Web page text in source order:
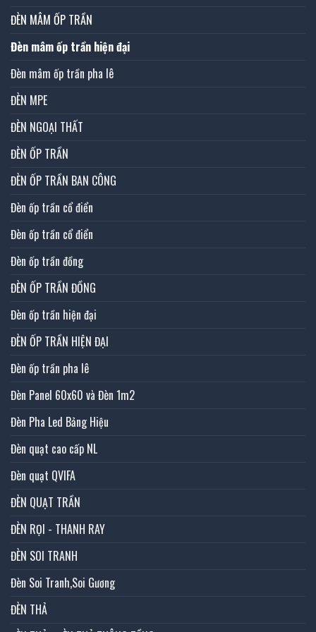
ĐÈN MÂM ỐP TRẦN
Đèn mâm ốp trần hiện đại
Đèn mâm ốp trần pha lê
ĐÈN MPE
ĐÈN NGOẠI THẤT
ĐÈN ỐP TRẦN
ĐÈN ỐP TRẦN BAN CÔNG
Đèn ốp trần cổ điển
Đèn ốp trần cổ điển
Đèn ốp trần đồng
ĐÈN ỐP TRẦN ĐỒNG
Đèn ốp trần hiện đại
ĐÈN ỐP TRẦN HIỆN ĐẠI
Đèn ốp trần pha lê
Đèn Panel 60x60 và Đèn 1m2
Đèn Pha Led Bảng Hiệu
Đèn quạt cao cấp NL
Đèn quạt QVIFA
ĐÈN QUẠT TRẦN
ĐÈN RỌI - THANH RAY
ĐÈN SOI TRANH
Đèn Soi Tranh,Soi Gương
ĐÈN THẢ